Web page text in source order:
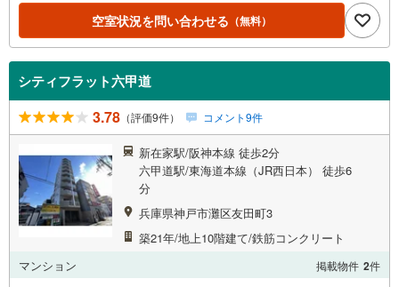
空室状況を問い合わせる （無料）
シティフラット六甲道
3.78 （評価9件） コメント9件
新在家駅/阪神本線 徒歩2分
六甲道駅/東海道本線（JR西日本） 徒歩6
分
兵庫県神戸市灘区友田町3
築21年/地上10階建て/鉄筋コンクリート
マンション
掲載物件 2件